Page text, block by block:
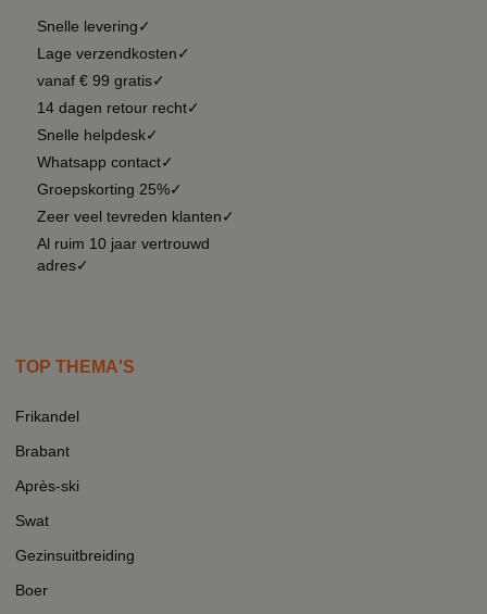
Snelle levering✓
Lage verzendkosten✓
vanaf € 99 gratis✓
14 dagen retour recht✓
Snelle helpdesk✓
Whatsapp contact✓
Groepskorting 25%✓
Zeer veel tevreden klanten✓
Al ruim 10 jaar vertrouwd
adres✓
TOP THEMA'S
Frikandel
Brabant
Après-ski
Swat
Gezinsuitbreiding
Boer